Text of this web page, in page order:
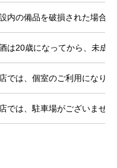
内の備品を破損された場合
は20歳になってから、未成
では、個室のご利用になり
では、駐車場がございませ